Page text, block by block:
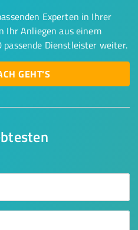
Experten in Ihrer
Ihr Anliegen aus einem
Dienstleister weiter.
GEHT'S